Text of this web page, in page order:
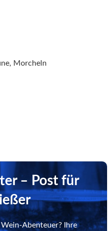
Morcheln
– Post für
Abenteuer? Ihre